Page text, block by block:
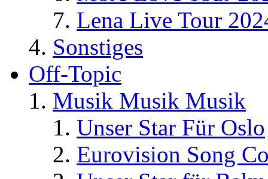
Lena Live Tour
Sonstiges
Off-Topic
Musik Musik Musik
Unser Star Für Oslo
Eurovision Song